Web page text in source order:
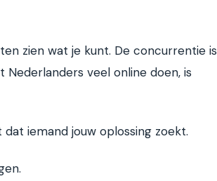
zien wat je kunt. De concurrentie is
veel online doen, is
iemand jouw oplossing zoekt.